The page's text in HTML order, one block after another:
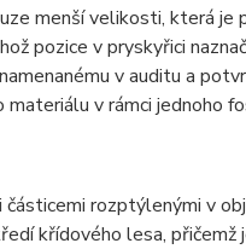
menší velikosti, která
pozice v pryskyřici
v auditu a
v rámci jednoho
rozptýlenými v
křídového lesa, přičemž